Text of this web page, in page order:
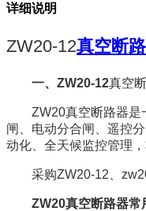
详细说明
ZW20-12真空断
一、 ZW20-12真空
ZW20真空断路器是
闸、电动分合闸、遥控
动化、全天候监控管理
采购ZW20-12
ZW20真空断路器常